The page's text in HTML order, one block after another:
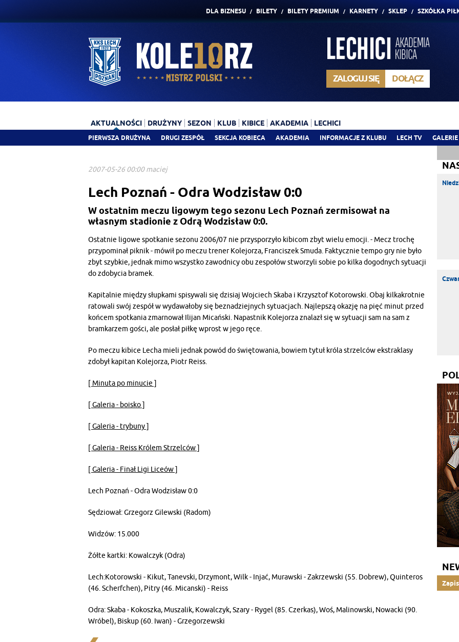
DLA BIZNESU BILETY BILETY PREMIUM KARNETY SKLEP SZKÓŁKA
ZALOGUJ SIĘ DOŁĄCZ
AKTUALNOŚCI
PIERWSZA DRUŻYNA DRUGI ZESPÓŁ SEKCJA KOBIECA AKADEMIA INFORMACJE Z KLUBU LECH TV GALERIE
DRUŻYNY SEZON KLUB KIBICE AKADEMIA LECHICI
2007-05-26 00:00 maciej
Lech Poznań - Odra Wodzisław 0:0
W ostatnim meczu ligowym tego sezonu Lech Poznań zermisował na
własnym stadionie z Odrą Wodzisław 0:0.
Ostatnie ligowe spotkanie sezonu 2006/07 nie przysporzyło kibicom zbyt wielu emocji. - Mecz trochę
przypominał piknik - mówił po meczu trener Kolejorza, Franciszek Smuda. Faktycznie tempo gry nie było
zbyt szybkie, jednak mimo wszystko zawodnicy obu zespołów stworzyli sobie po kilka dogodnych sytuacji
do zdobycia bramek.
Kapitalnie między słupkami spisywali się dzisiaj Wojciech Skaba i Krzysztof Kotorowski. Obaj kilkakrotnie
ratowali swój zespół w wydawałoby się beznadziejnych sytuacjach. Najlepszą okazję na pięć minut przed
końcem spotkania zmarnował Ilijan Micański. Napastnik Kolejorza znalazł się w sytuacji sam na sam z
bramkarzem gości, ale posłał piłkę wprost w jego ręce.
Po meczu kibice Lecha mieli jednak powód do świętowania, bowiem tytuł króla strzelców ekstraklasy
zdobył kapitan Kolejorza, Piotr Reiss.
[ Minuta po minucie ]
[ Galeria - boisko ]
[ Galeria - trybuny ]
[ Galeria - Reiss Królem Strzelców ]
[ Galeria - Finał Ligi Liceów ]
Lech Poznań - Odra Wodzisław 0:0
Sędziował: Grzegorz Gilewski (Radom)
Widzów: 15.000
Żółte kartki: Kowalczyk (Odra)
Lech:Kotorowski - Kikut, Tanevski, Drzymont, Wilk - Injać, Murawski - Zakrzewski (55. Dobrew), Quinteros
(46. Scherfchen), Pitry (46. Micanski) - Reiss
Odra: Skaba - Kokoszka, Muszalik, Kowalczyk, Szary - Rygel (85. Czerkas), Woś, Malinowski, Nowacki (90.
Wróbel), Biskup (60. Iwan) - Grzegorzewski